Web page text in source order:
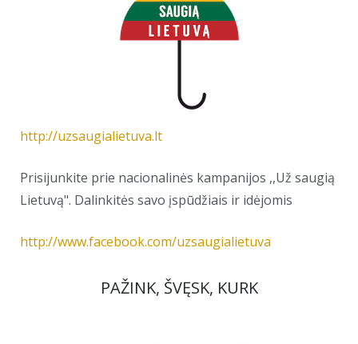
http://uzsaugialietuva.lt
Prisijunkite prie nacionalinės kampanijos ,,Už saugią
Lietuvą". Dalinkitės savo įspūdžiais ir idėjomis
http://www.facebook.com/uzsaugialietuva
PAŽINK, ŠVĘSK, KURK